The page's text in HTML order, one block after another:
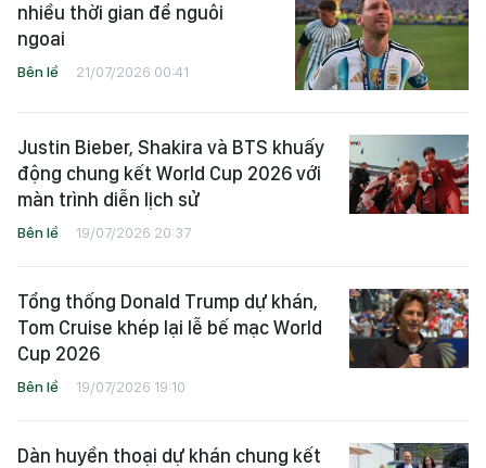
nhiều thời gian để nguôi
ngoai
Bên lề 21/07/2026 00:41
Justin Bieber, Shakira và BTS khuấy
động chung kết World Cup 2026 với
màn trình diễn lịch sử
Bên lề 19/07/2026 20:37
Tổng thống Donald Trump dự khán,
Tom Cruise khép lại lễ bế mạc World
Cup 2026
Bên lề 19/07/2026 19:10
Dàn huyền thoại dự khán chung kết